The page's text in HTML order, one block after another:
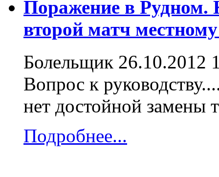
Поражение в Рудном.
второй матч
Болельщик 26.10.2012
Вопрос к
нет достойной замены
Подробнее...